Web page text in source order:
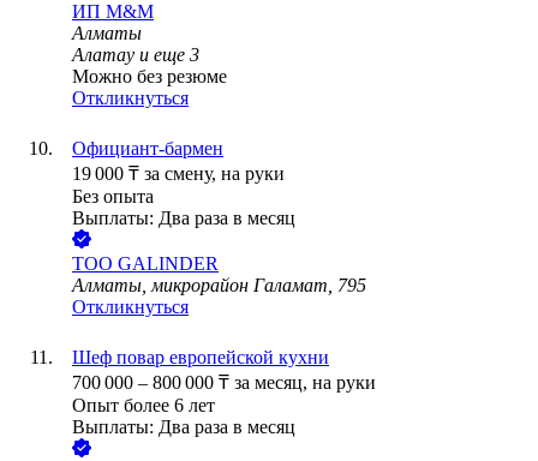
ИП M&M
Алматы
Алатау и еще 3
Можно без резюме
Откликнуться
Официант-бармен
19 000 ₸ за смену, на руки
Без опыта
Выплаты: Два раза в месяц
ТОО GALINDER
Алматы, микрорайон Галамат, 795
Откликнуться
Шеф повар европейской кухни
700 000 – 800 000 ₸ за месяц, на руки
Опыт более 6 лет
Выплаты: Два раза в месяц